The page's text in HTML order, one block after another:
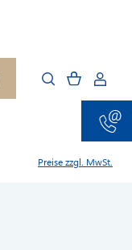
Preise zzgl. MwSt.